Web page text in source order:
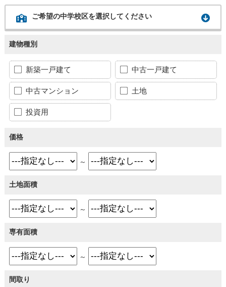
ご希望の中学校区を選択してください
建物種別
新築一戸建て 中古一戸建て
中古マンション 土地
投資用
価格
～
土地面積
～
専有面積
～
間取り